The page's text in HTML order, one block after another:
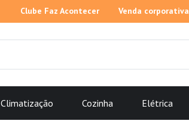
Clube Faz Acontecer Venda corporativa
Climatização Cozinha Elétrica